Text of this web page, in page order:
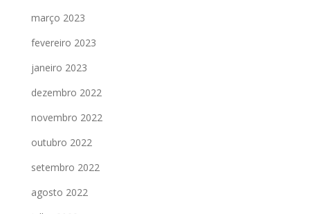
março 2023
fevereiro 2023
janeiro 2023
dezembro 2022
novembro 2022
outubro 2022
setembro 2022
agosto 2022